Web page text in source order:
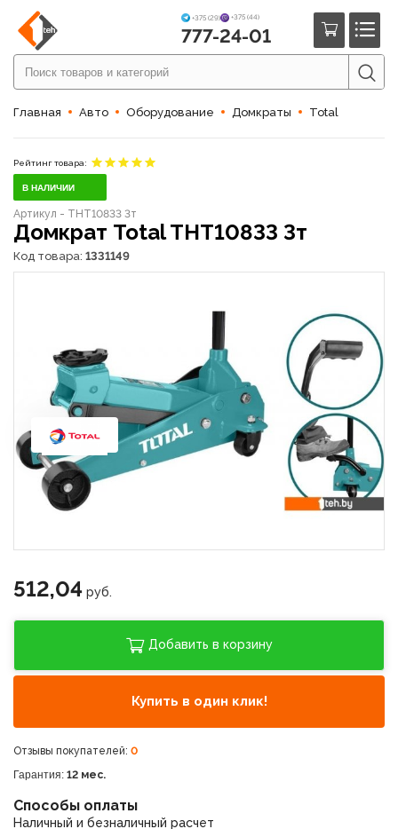
+375 (29) +375 (44)
777-24-01
Главная Авто Оборудование Домкраты Total
Рейтинг товара:
В НАЛИЧИИ
Артикул - THT10833 3т
Домкрат Total THT10833 3т
Код товара: 1331149
512,04 руб.
Добавить в корзину
Купить в один клик!
Отзывы покупателей: 0
Гарантия: 12 мес.
Способы оплаты
Наличный и безналичный расчет